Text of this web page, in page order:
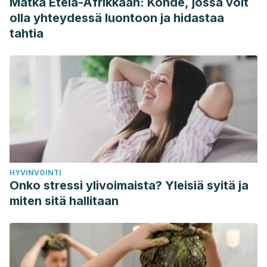
https://www.vogue.mx/belleza/articulo/mascarilla-de-
aguacate-para-el-cabello-beneficios-y-como-se-usa.
al instante. Glamour. 2022. Disponible en:
https://www.glamour.mx/belleza/articulos/mascarillas-de-
platano-para-cabello-maltratado-opaco-y-debil/18196.
olla yhteydessä luontoon ja hidastaa
tahtia
HYVINVOINTI
Onko stressi ylivoimaista? Yleisiä syitä ja
miten sitä hallitaan